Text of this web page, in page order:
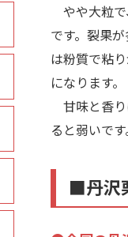
やや大粒で
です。裂果
は粉質で粘
になります。
甘味と香
ると弱いです
■丹沢